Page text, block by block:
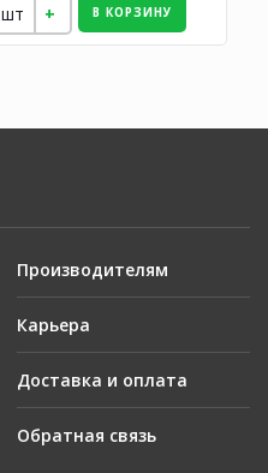
шт В КОРЗИНУ
Производителям
Карьера
Доставка и оплата
Обратная связь